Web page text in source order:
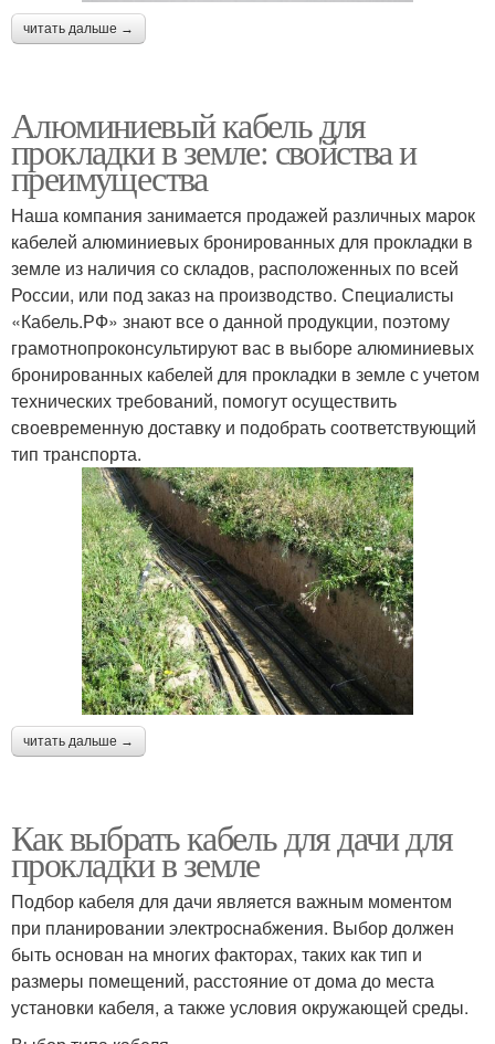
читать дальше →
Алюминиевый кабель для
прокладки в земле: свойства и
преимущества
Наша компания занимается продажей различных марок
кабелей алюминиевых бронированных для прокладки в
земле из наличия со складов, расположенных по всей
России, или под заказ на производство. Специалисты
«Кабель.РФ» знают все о данной продукции, поэтому
грамотнопроконсультируют вас в выборе алюминиевых
бронированных кабелей для прокладки в земле с учетом
технических требований, помогут осуществить
своевременную доставку и подобрать соответствующий
тип транспорта.
читать дальше →
Как выбрать кабель для дачи для
прокладки в земле
Подбор кабеля для дачи является важным моментом
при планировании электроснабжения. Выбор должен
быть основан на многих факторах, таких как тип и
размеры помещений, расстояние от дома до места
установки кабеля, а также условия окружающей среды.